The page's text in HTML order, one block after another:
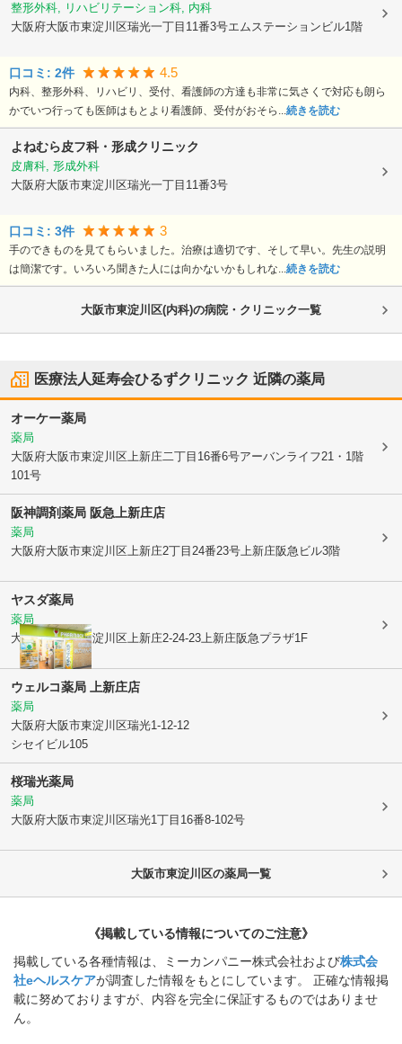
整形外科, リハビリテーション科, 内科
大阪府大阪市東淀川区瑞光一丁目11番3号エムステーションビル1階
口コミ: 2件 4.5
内科、整形外科、リハビリ、受付、看護師の方達も非常に気さくで対応も朗ら
かでいつ行っても医師はもとより看護師、受付がおそら...続きを読む
よねむら皮フ科・形成クリニック
皮膚科, 形成外科
大阪府大阪市東淀川区瑞光一丁目11番3号
口コミ: 3件 3
手のできものを見てもらいました。治療は適切です、そして早い。先生の説明
は簡潔です。いろいろ聞きた人には向かないかもしれな...続きを読む
大阪市東淀川区(内科)の病院・クリニック一覧
医療法人延寿会ひるずクリニック 近隣の薬局
オーケー薬局
薬局
大阪府大阪市東淀川区上新庄二丁目16番6号アーバンライフ21・1階
101号
阪神調剤薬局 阪急上新庄店
薬局
大阪府大阪市東淀川区上新庄2丁目24番23号上新庄阪急ビル3階
ヤスダ薬局
薬局
大阪府大阪市東淀川区上新庄2-24-23上新庄阪急プラザ1F
ウェルコ薬局 上新庄店
薬局
大阪府大阪市東淀川区瑞光1-12-12
シセイビル105
桜瑞光薬局
薬局
大阪府大阪市東淀川区瑞光1丁目16番8-102号
大阪市東淀川区の薬局一覧
《掲載している情報についてのご注意》
掲載している各種情報は、ミーカンパニー株式会社および株式会
社eヘルスケアが調査した情報をもとにしています。 正確な情報掲
載に努めておりますが、内容を完全に保証するものではありませ
ん。